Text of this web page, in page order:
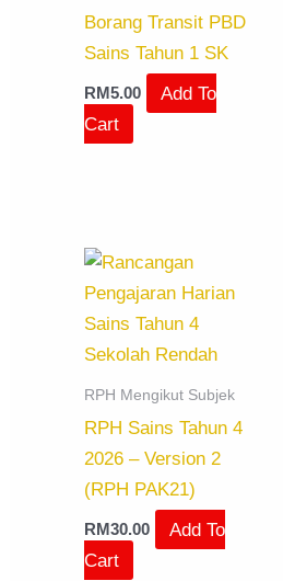
Borang Transit PBD
Sains Tahun 1 SK
RM5.00
Add To
Cart
RPH Mengikut Subjek
RPH Sains Tahun 4
2026 – Version 2
(RPH PAK21)
RM30.00
Add To
Cart